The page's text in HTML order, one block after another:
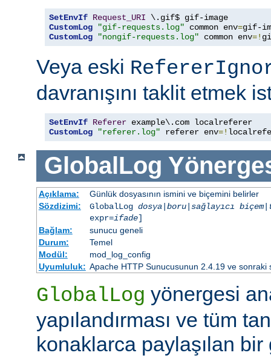
SetEnvIf Request_URI
CustomLog
"gif-requests.log" common env=
CustomLog
"nongif-requests.log" common env=!
Veya eski
davranışını taklit etmek
SetEnvIf Referer
CustomLog
"referer.log" referer env=!
GlobalLog
Açıklama:
Günlük dosyasının ismini ve biçemini belirler
Sözdizimi:
GlobalLog dosya| boru| sağlayıcı biçem|
expr=ifade]
Bağlam:
sunucu geneli
Durum:
Temel
Modül:
mod_log_config
Uyumluluk: Apache HTTP Sunucusunun 2.4.19 ve sonraki
GlobalLog yönergesi
yapılandırması ve tüm
konaklarca paylaşılan bir